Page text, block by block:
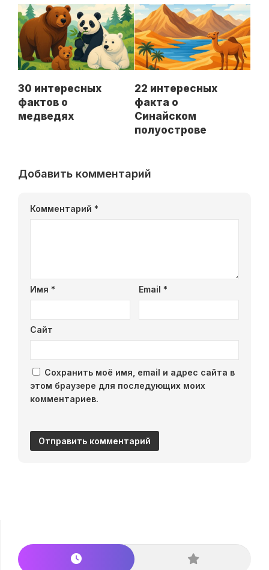
30 интересных
фактов о
медведях
22 интересных
факта о
Синайском
полуострове
Добавить комментарий
Комментарий *
Имя * Email *
Сайт
Сохранить моё имя, email и адрес сайта в
этом браузере для последующих моих
комментариев.